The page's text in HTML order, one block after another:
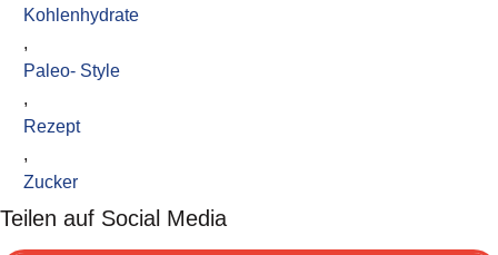
Kohlenhydrate
,
Paleo- Style
,
Rezept
,
Zucker
Teilen auf Social Media